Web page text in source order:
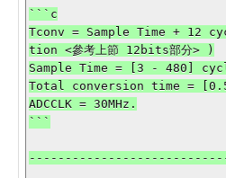
```c
Tconv = Sample Time + 12
tion <參考上節 12bits部分> )
Sample Time = [3 - 480]
Total conversion time =
ADCCLK = 30MHz.
```